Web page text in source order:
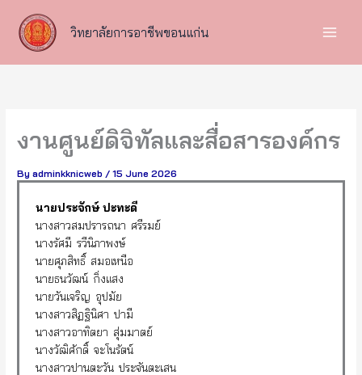
content
วิทยาลัยการอาชีพขอนแก่น
งานศูนย์ดิจิทัลและสื่อสารองค์กร
Byadminkknicweb /15 June 2026
นายประจักษ์ ปะทะดี
นางสาวสมปรารถนา ศรีรมย์
นางรัศมี รวีนิภาพงษ์
นายศุภสิทธิ์ สมอเหนือ
นายธนวัฒน์ กิ่งแสง
นายวันเจริญ อุปมัย
นางสาวสิฏฐินิศา ปามี
นางสาวอาทิตยา สุ่มมาตย์
นางวัฒิศักดิ์ จะโนรัตน์
นางสาวปานตะวัน ประจันตะเสน